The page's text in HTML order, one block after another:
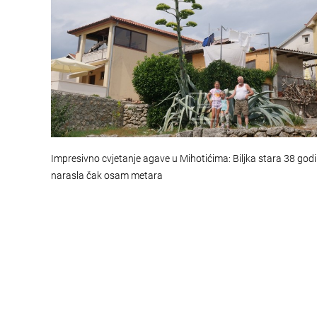
Impresivno cvjetanje agave u Mihotićima: Biljka stara 38
narasla čak osam metara